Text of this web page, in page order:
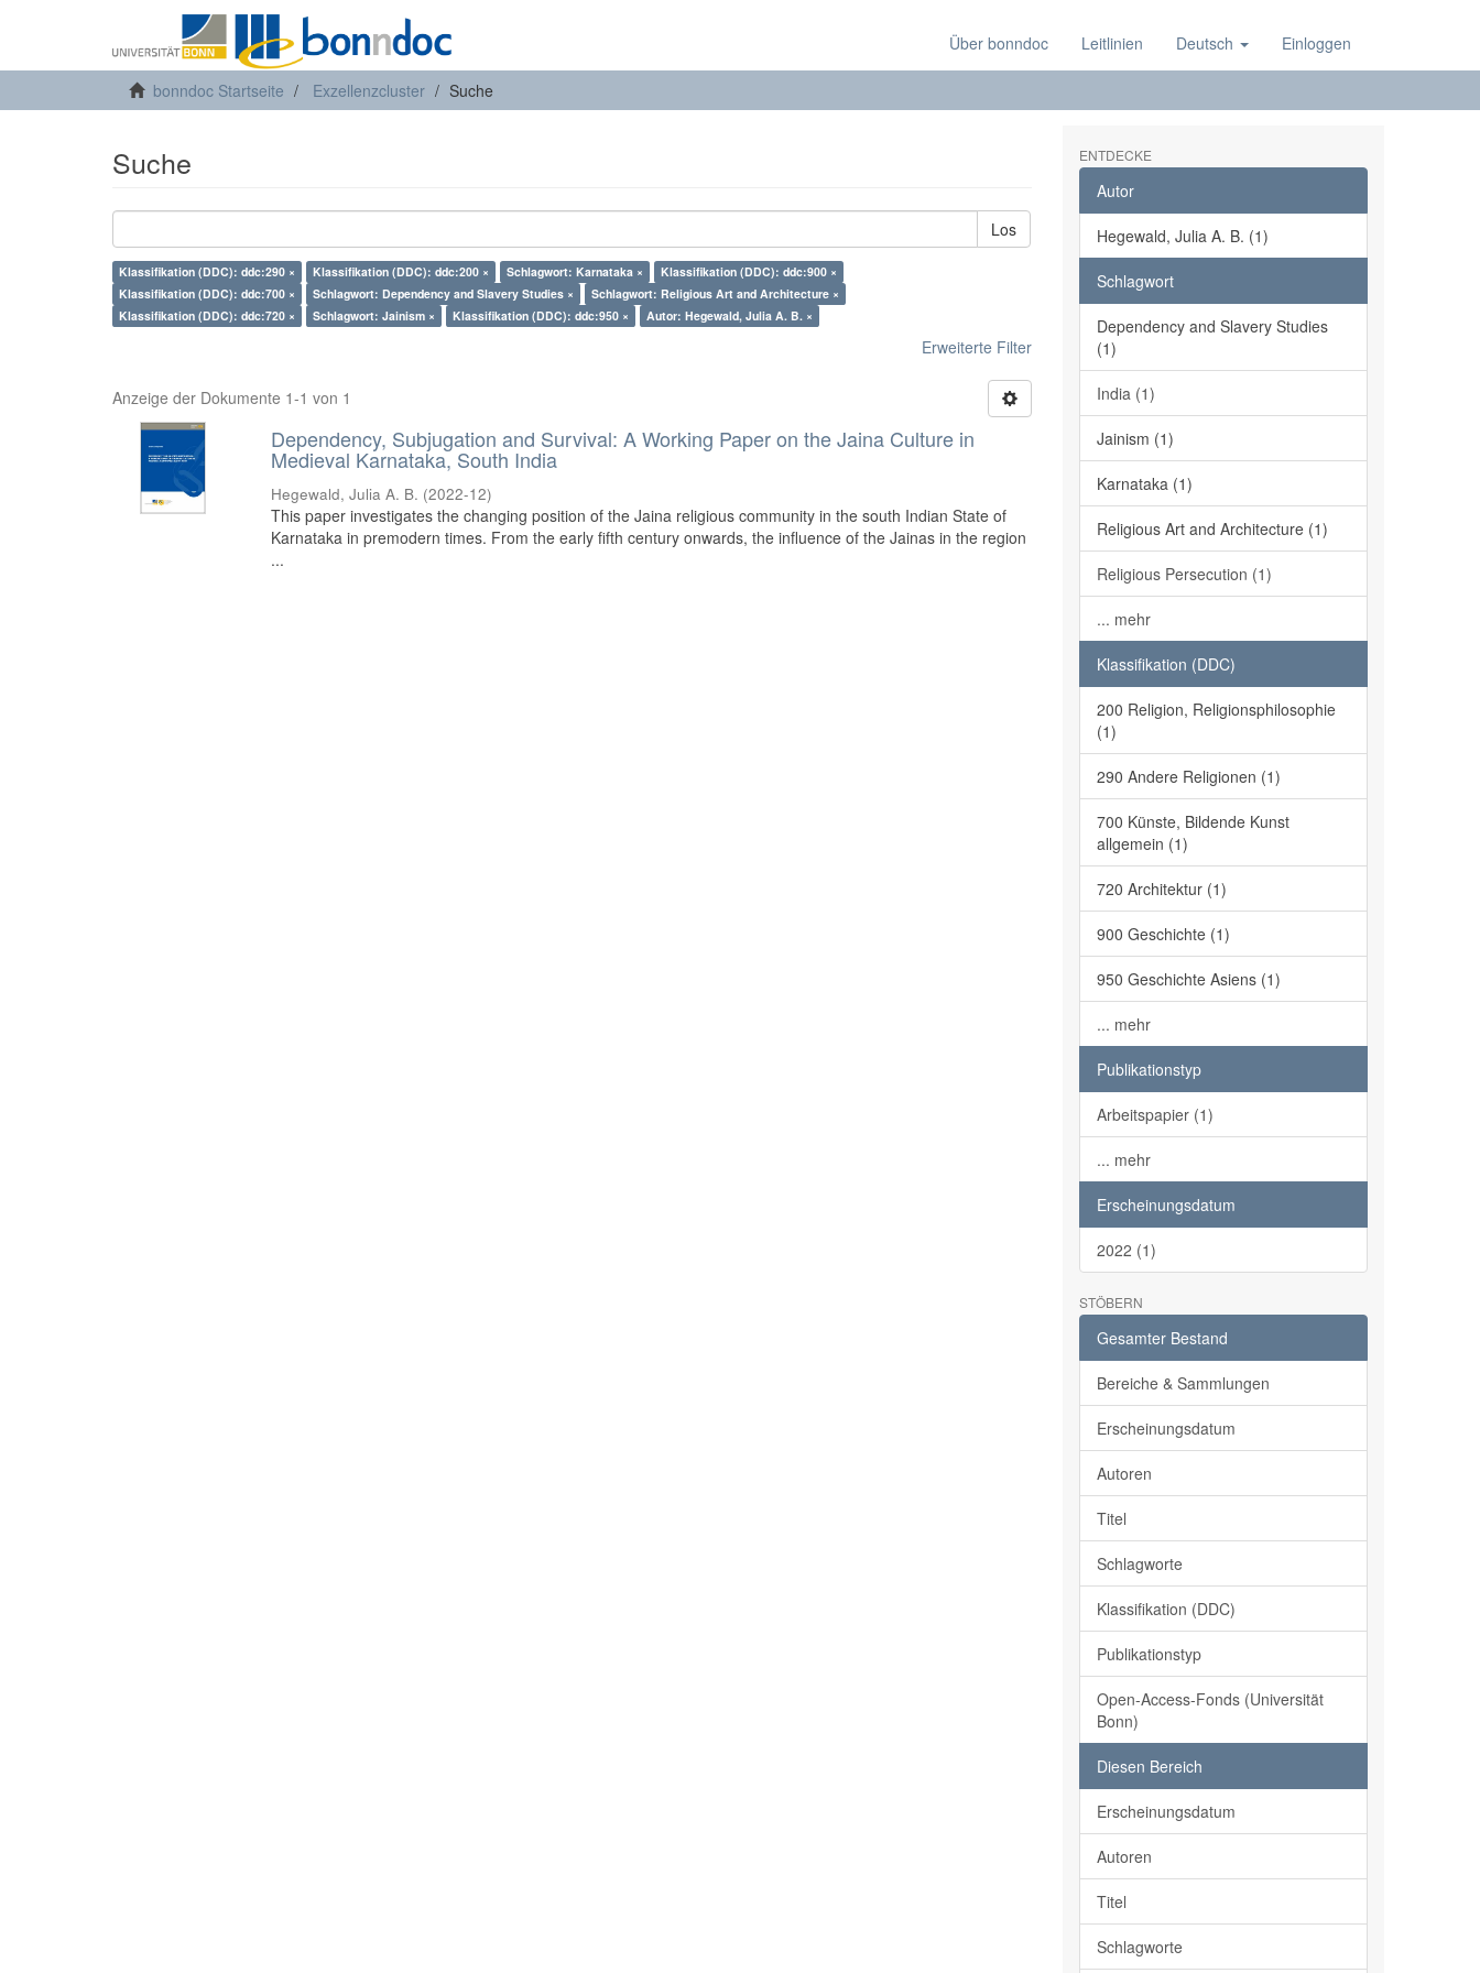
Über bonndoc Leitlinien Deutsch Einloggen
bonndoc Startseite Exzellenzcluster Suche
Suche
Los
Klassifikation (DDC): ddc:290 × Klassifikation (DDC): ddc:200 × Schlagwort: Karnataka ×
Klassifikation (DDC): ddc:900 ×
Klassifikation (DDC): ddc:700 ×
Schlagwort: Dependency and Slavery Studies ×
Schlagwort: Religious Art and Architecture ×
Klassifikation (DDC): ddc:720 ×
Schlagwort: Jainism × Klassifikation (DDC): ddc:950 × Autor: Hegewald, Julia A. B. ×
Erweiterte Filter
Anzeige der Dokumente 1-1 von 1
Dependency, Subjugation and Survival: A Working Paper on the Jaina Culture in
Medieval Karnataka, South India
Hegewald, Julia A. B. (2022-12)
This paper investigates the changing position of the Jaina religious community in the south Indian State of
Karnataka in premodern times. From the early fifth century onwards, the influence of the Jainas in the region
...
ENTDECKE
Autor
Hegewald, Julia A. B. (1)
Schlagwort
Dependency and Slavery Studies
(1)
India (1)
Jainism (1)
Karnataka (1)
Religious Art and Architecture (1)
Religious Persecution (1)
... mehr
Klassifikation (DDC)
200 Religion, Religionsphilosophie
(1)
290 Andere Religionen (1)
700 Künste, Bildende Kunst
allgemein (1)
720 Architektur (1)
900 Geschichte (1)
950 Geschichte Asiens (1)
... mehr
Publikationstyp
Arbeitspapier (1)
... mehr
Erscheinungsdatum
2022 (1)
STÖBERN
Gesamter Bestand
Bereiche & Sammlungen
Erscheinungsdatum
Autoren
Titel
Schlagworte
Klassifikation (DDC)
Publikationstyp
Open-Access-Fonds (Universität
Bonn)
Diesen Bereich
Erscheinungsdatum
Autoren
Titel
Schlagworte